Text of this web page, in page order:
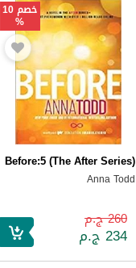
خصم 10
%
Before:5 (The After Series)
Anna Todd
260 ج.م
234 ج.م